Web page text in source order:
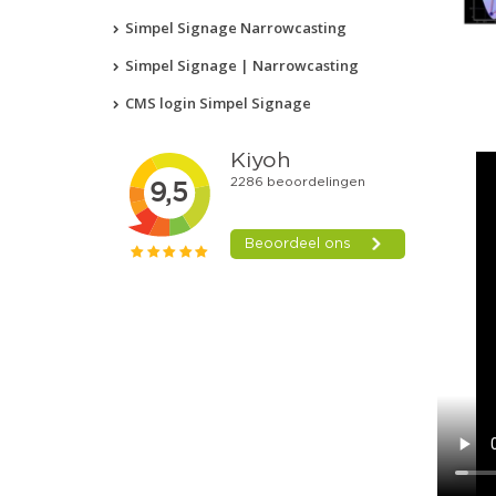
Simpel Signage Narrowcasting
Simpel Signage | Narrowcasting
CMS login Simpel Signage